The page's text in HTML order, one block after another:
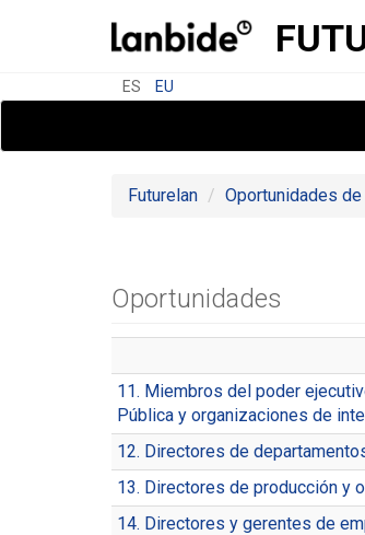
ES EU
Futurelan Oportunidades
Oportunidades
11. Miembros del poder
Pública y organizaciones de
12. Directores de
13. Directores de producción y
14. Directores y gerentes de